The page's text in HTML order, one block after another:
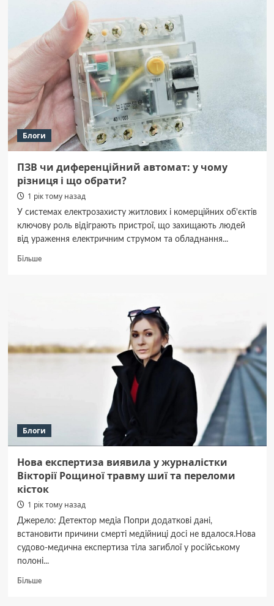
вшанувати
28
липня
пам’ять
закатованих
або
загиблих
у
полоні
Блоги
ПЗВ чи диференційний автомат: у чому
різниця і що обрати?
1 рік тому назад
У системах електрозахисту житлових і комерційних об'єктів
ключову роль відіграють пристрої, що захищають людей
від ураження електричним струмом та обладнання...
БільшеДокладніше
різниця
Блоги
Нова експертиза виявила у журналістки
Вікторії Рощиної травму шиї та переломи
кісток
1 рік тому назад
Джерело: Детектор медіа Попри додаткові дані,
встановити причини смерті медійниці досі не вдалося.Нова
судово-медична експертиза тіла загиблої у російському
полоні...
БільшеДокладніше